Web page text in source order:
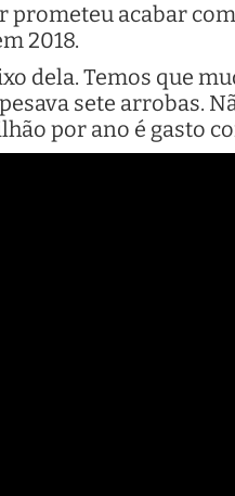
acabar
2018.
dela. Temos que
sete arrobas.
por ano é gasto